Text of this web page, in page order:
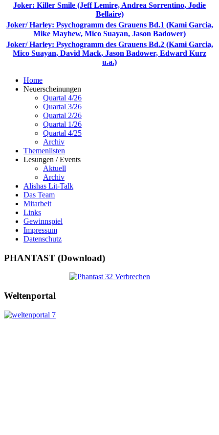
Joker: Killer Smile (Jeff Lemire, Andrea Sorrentino, Jodie
Bellaire)
Joker/ Harley: Psychogramm des Grauens Bd.1 (Kami Garcia,
Mike Mayhew, Mico Suayan, Jason Badower)
Joker/ Harley: Psychogramm des Grauens Bd.2 (Kami Garcia,
Mico Suayan, David Mack, Jason Badower, Edward Kurz
u.a.)
Home
Neuerscheinungen
Quartal 4/26
Quartal 3/26
Quartal 2/26
Quartal 1/26
Quartal 4/25
Archiv
Themenlisten
Lesungen / Events
Aktuell
Archiv
Alishas Lit-Talk
Das Team
Mitarbeit
Links
Gewinnspiel
Impressum
Datenschutz
PHANTAST (Download)
Weltenportal